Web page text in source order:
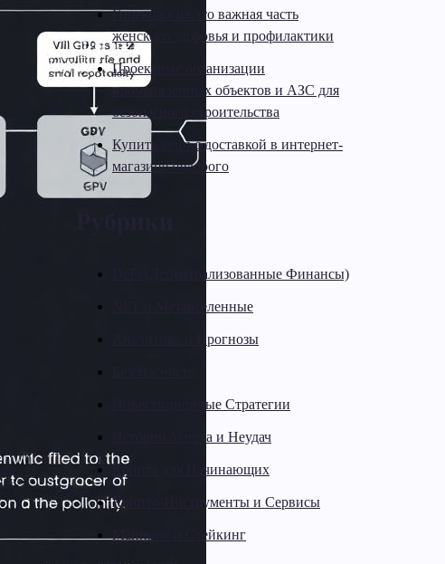
Гинекология это важная часть
женского здоровья и профилактики
Проектные организации
промышленных объектов и АЗС для
безопасного строительства
Купить вейп с доставкой в интернет-
магазине недорого
DeFi (Децентрализованные Финансы)
NFT и Метавселенные
Аналитика и Прогнозы
Инвестиционные Стратегии
Истории Успеха и Неудач
Крипта для Начинающих
Крипто-Инструменты и Сервисы
Майнинг и Стейкинг